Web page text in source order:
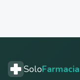
Solo